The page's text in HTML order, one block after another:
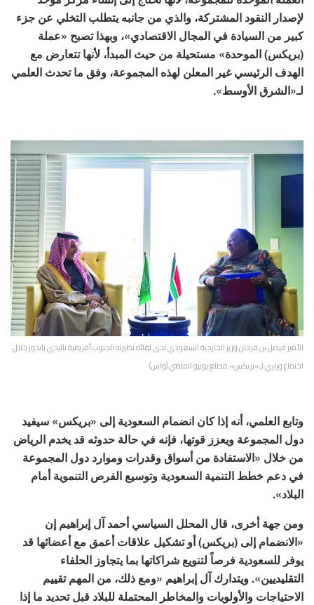
لإصدار النقود المشتركة، والذي من جانبه يتطلب التخلي عن جزء
كبير من السيادة في المجال الاقتصادي»، وبهذا تصبح «عملة
(بريكس) الموحدة» مستحيلة من حيث المبدأ، لأنها تتعارض مع
الهدف الرئيسي غير المعلن لهذه المجموعة، وفق ما تحدث العلمي
لـ«الشرق الأوسط».
الأمير فيصل بن فرحان وزير الخارجية السعودي لدى لقائه نظيرته الجنوب أفريقية ناليدي باندور خلال
اجتماع وزاري لـ«بريكس» مطلع يونيو الماضي (واس)
وتابع العلمي، أنه إذا كان انضمام السعودية إلى «بريكس» سيفيد
دول المجموعة ويعزز قوتها، فإنه في حالة حدوثه قد يخدم الرياض
من خلال «الاستفادة من أسواق وقدرات وموارد دول المجموعة
في دعم خطط التنمية السعودية وتوسيع الفرص التنموية أمام
البلاد».
ومن جهة أخرى، قال المحلل السياسي أحمد آل إبراهيم إن
«الانضمام إلى (بريكس) أو تشكيل علاقات أعمق مع أعضائها قد
يوفر للسعودية فرصاً لتنويع شراكاتها بما يتجاوز الحلفاء
التقليديين». ويتدارك آل إبراهيم «ومع ذلك، من المهم تقييم
الاحتياجات والأولويات والمخاطر المحتملة للبلاد قبل تحديد ما إذا